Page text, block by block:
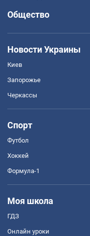
Общество
Новости Украины
Киев
Запорожье
Черкассы
Спорт
Футбол
Хоккей
Формула-1
Моя школа
ГДЗ
Онлайн уроки